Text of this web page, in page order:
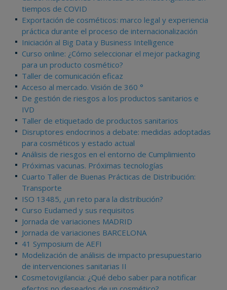
tiempos de COVID
Exportación de cosméticos: marco legal y experiencia
práctica durante el proceso de internacionalización
Iniciación al Big Data y Business Intelligence
Curso online: ¿Cómo seleccionar el mejor packaging
para un producto cosmético?
Taller de comunicación eficaz
Acceso al mercado. Visión de 360 °
De gestión de riesgos a los productos sanitarios e
IVD
Taller de etiquetado de productos sanitarios
Disruptores endocrinos a debate: medidas adoptadas
para cosméticos y estado actual
Análisis de riesgos en el entorno de Cumplimiento
Próximas vacunas. Próximas tecnologías
Cuarto Taller de Buenas Prácticas de Distribución:
Transporte
ISO 13485, ¿un reto para la distribución?
Curso Eudamed y sus requisitos
Jornada de variaciones MADRID
Jornada de variaciones BARCELONA
41 Symposium de AEFI
Modelización de análisis de impacto presupuestario
de intervenciones sanitarias II
Cosmetovigilancia: ¿Qué debo saber para notificar